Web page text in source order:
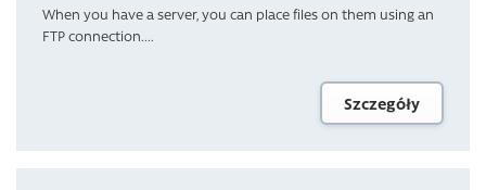
When you have a server, you can place files on them using an
FTP connection....
Szczegóły